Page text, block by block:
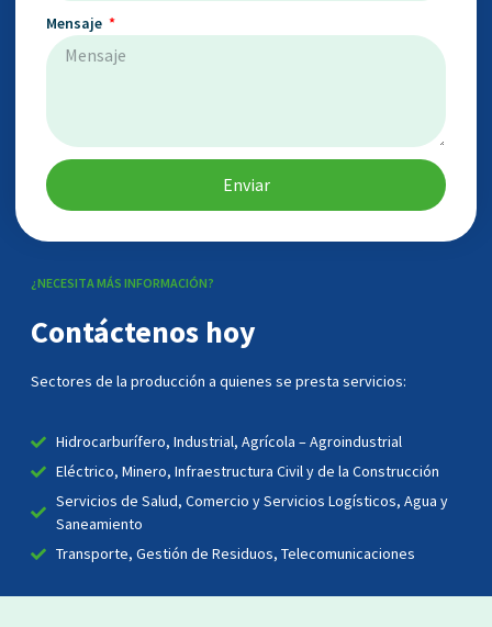
Mensaje
Enviar
¿NECESITA MÁS INFORMACIÓN?
Contáctenos hoy
Sectores de la producción a quienes se presta servicios:
Hidrocarburífero, Industrial, Agrícola – Agroindustrial
Eléctrico, Minero, Infraestructura Civil y de la Construcción
Servicios de Salud, Comercio y Servicios Logísticos, Agua y
Saneamiento
Transporte, Gestión de Residuos, Telecomunicaciones